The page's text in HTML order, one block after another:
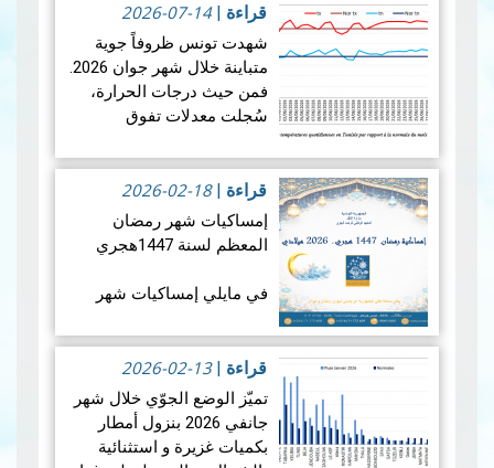
ستشهد الأرض واحدة من أروع
الظواهر الفلكية: كسوفا كلي
للشمس. يُعتبر هذا الكسوف
الأول من نوعه ال…
قراءة
قراءة |
2026-07-14
شهدت تونس ظروفاً جوية
متباينة خلال شهر جوان 2026.
فمن حيث درجات الحرارة،
سُجلت معدلات تفوق
أنحاء البلاد، بمعدل بلغ +1.9
درجة مئوية. ويضع هذالمعدل
شهرجوان… قراءة المزيد
قراءة |
2026-02-18
إمساكيات شهر رمضان
المعظم لسنة 1447هجري
في مايلي إمساكيات شهر
هجري و شملت الإمساكيات
العديد من المدن التونسية
والمناطق المنعزلة جغرافيا.
قراءة |
2026-02-13
تميّز الوضع الجوّي خلال شهر
جانفي 2026 بنزول أمطار
بكميات غزيرة و استثنائية